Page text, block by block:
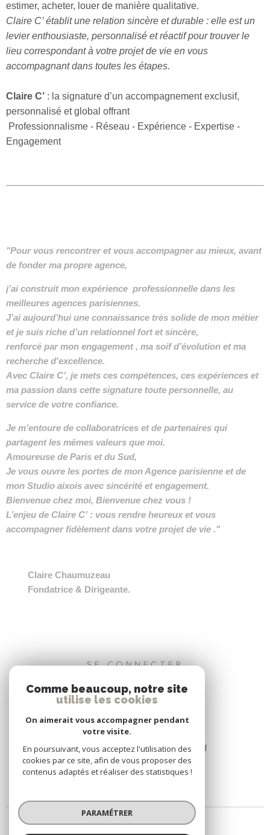
estimer, acheter, louer de manière qualitative.
Claire C’ établit une relation sincère et durable : elle est un
levier enthousiaste, personnalisé et réactif pour trouver le
lieu correspondant à votre projet de vie en vous
accompagnant dans toutes les étapes.
Claire C’ : la signature d’un accompagnement exclusif,
personnalisé et global offrant
Professionnalisme - Réseau - Expérience - Expertise -
Engagement
"Pour vous rencontrer et vous accompagner au mieux, avant
de fonder ma propre agence,
j’ai construit mon expérience professionnelle dans les
meilleures agences parisiennes.
J’ai aujourd’hui une connaissance très solide de mon métier
et je suis riche d’un relationnel fort et sincère,
renforcé par mon engagement , ma soif d’évolution et ma
recherche d'excellence.
Avec Claire C’, je mets ces compétences, ces expériences et
ma passion dans cette signature toute personnelle, au
service de votre confiance.
Je m’entoure de collaboratrices et de partenaires qui
partagent les mêmes valeurs que moi.
Amoureuse de Paris et du Sud,
Je vous ouvre les portes de mon Agence parisienne et de
mon Studio aixois avec sincérité et engagement.
Bienvenue chez moi, Bienvenue chez vous !
L’enjeu de Claire C’ : vous rendre heureux et vous
accompagner fidèlement dans votre projet de vie ."
Claire Chaumuzeau
Fondatrice & Dirigeante.
SE CONNECTER
ESPACE PROPRIÉTAIRE
Comme beaucoup, notre site
utilise les cookies
On aimerait vous accompagner pendant
votre visite.
En poursuivant, vous acceptez l'utilisation des
cookies par ce site, afin de vous proposer des
contenus adaptés et réaliser des statistiques !
PARAMÉTRER